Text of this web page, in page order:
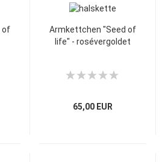
of
Armkettchen "Seed of
life" - rosévergoldet
65,00 EUR